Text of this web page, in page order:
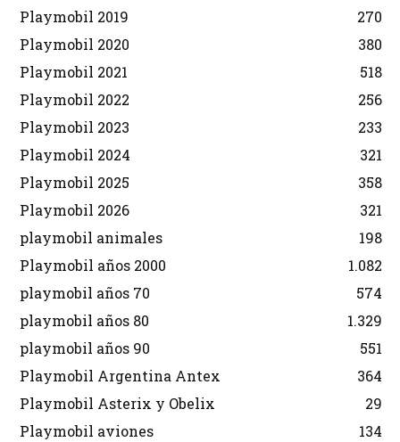
Playmobil 2019
270
Playmobil 2020
380
Playmobil 2021
518
Playmobil 2022
256
Playmobil 2023
233
Playmobil 2024
321
Playmobil 2025
358
Playmobil 2026
321
playmobil animales
198
Playmobil años 2000
1.082
playmobil años 70
574
playmobil años 80
1.329
playmobil años 90
551
Playmobil Argentina Antex
364
Playmobil Asterix y Obelix
29
Playmobil aviones
134